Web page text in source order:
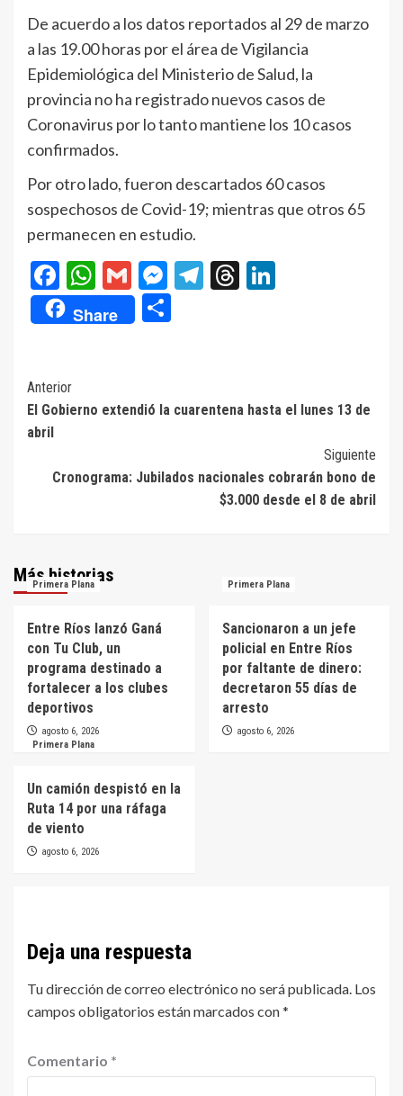
De acuerdo a los datos reportados al 29 de marzo
a las 19.00 horas por el área de Vigilancia
Epidemiológica del Ministerio de Salud, la
provincia no ha registrado nuevos casos de
Coronavirus por lo tanto mantiene los 10 casos
confirmados.
Por otro lado, fueron descartados 60 casos
sospechosos de Covid-19; mientras que otros 65
permanecen en estudio.
Facebook
WhatsApp
GmailMessenger
Telegram
Threads
Share
Navegación
de
Anterior
El Gobierno extendió la cuarentena hasta el lunes 13 de
abril
Siguiente
Cronograma: Jubilados nacionales cobrarán bono de
$3.000 desde el 8 de abril
Más historias
Primera Plana
Entre Ríos lanzó Ganá
con Tu Club, un
programa destinado a
fortalecer a los clubes
deportivos
agosto 6, 2026
Primera Plana
Sancionaron a un jefe
policial en Entre Ríos
por faltante de dinero:
decretaron 55 días de
arresto
agosto 6, 2026
Primera Plana
Un camión despistó en la
Ruta 14 por una ráfaga
de viento
agosto 6, 2026
Deja una respuesta
Tu dirección de correo electrónico no será publicada. Los
campos obligatorios están marcados con*
Comentario *